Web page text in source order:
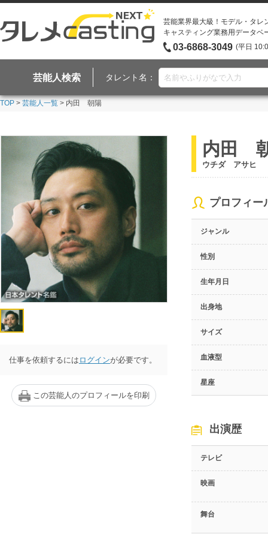
芸能業界最大級！モデル・タレ
キャスティング業務用データベ
03-6868-3049 (平日
芸能人検索 タレント名：
TOP > 芸能人一覧 > 内田 朝陽
仕事を依頼するには ログインが必要です。
この芸能人のプロフィールを印刷
内田
ウチダ アサヒ
プロフィー
ジャンル
性別
生年月日
出身地
サイズ
血液型
星座
出演歴
テレビ
映画
舞台